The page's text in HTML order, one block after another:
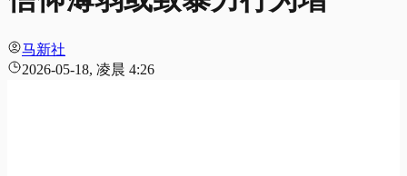
马新社
2026-05-18, 凌晨 4:26